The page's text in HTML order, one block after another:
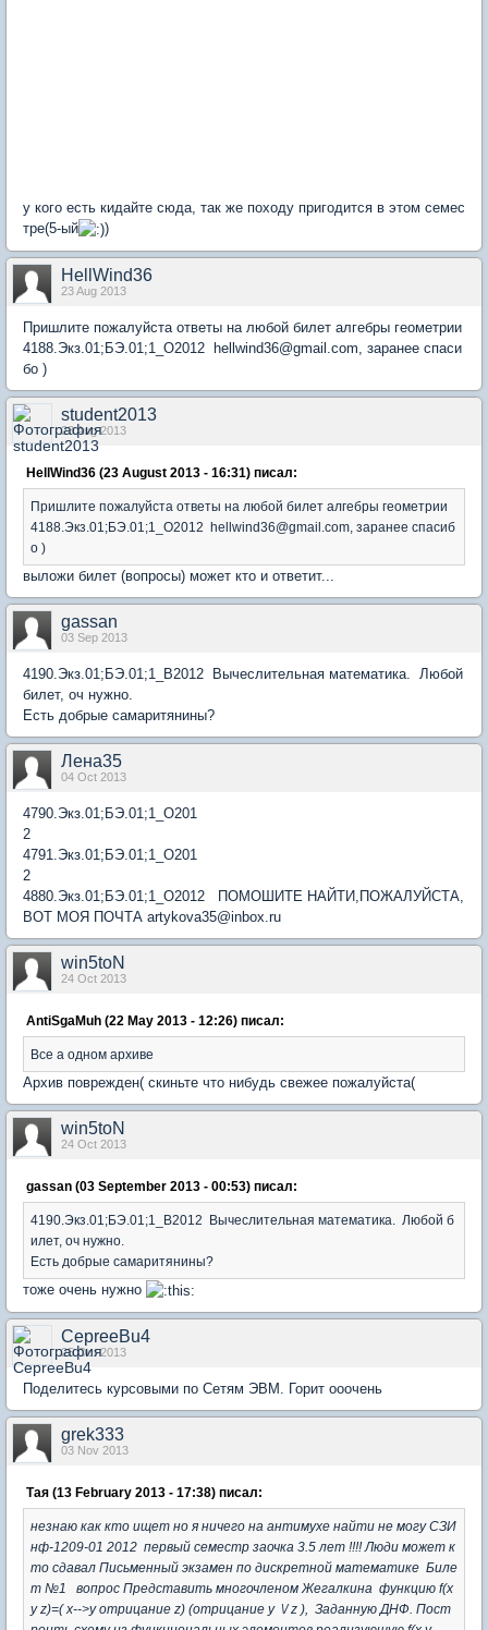
у кого есть кидайте сюда, так же походу пригодится в этом семес
тре(5-ый
)
HellWind36
23 Aug 2013
Пришлите пожалуйста ответы на любой билет алгебры геометрии
4188.Экз.01;БЭ.01;1_О2012 hellwind36@gmail.com, заранее спаси
бо )
student2013
23 Aug 2013
HellWind36 (23 August 2013 - 16:31) писал:
Пришлите пожалуйста ответы на любой билет алгебры геометрии
4188.Экз.01;БЭ.01;1_О2012 hellwind36@gmail.com, заранее спасиб
о )
выложи билет (вопросы) может кто и ответит...
gassan
03 Sep 2013
4190.Экз.01;БЭ.01;1_В2012 Вычеслительная математика. Любой
билет, оч нужно.
Есть добрые самаритянины?
Лена35
04 Oct 2013
4790.Экз.01;БЭ.01;1_О201
4791.Экз.01;БЭ.01;1_О201
4880.Экз.01;БЭ.01;1_О2012 ПОМОШИТЕ НАЙТИ,ПОЖАЛУЙСТА,
ВОТ МОЯ ПОЧТА artykova35@inbox.ru
win5toN
24 Oct 2013
AntiSgaMuh (22 May 2013 - 12:26) писал:
Все а одном архиве
Архив поврежден( скиньте что нибудь свежее пожалуйста(
win5toN
24 Oct 2013
gassan (03 September 2013 - 00:53) писал:
4190.Экз.01;БЭ.01;1_В2012 Вычеслительная математика. Любой б
илет, оч нужно.
Есть добрые самаритянины?
тоже очень нужно
CepreeBu4
25 Oct 2013
Поделитесь курсовыми по Сетям ЭВМ. Горит ооочень
grek333
03 Nov 2013
Тая (13 February 2013 - 17:38) писал:
незнаю как кто ищет но я ничего на антимухе найти не могу СЗИ
нф-1209-01 2012 первый семестр заочка 3.5 лет !!!! Люди может к
то сдавал Письменный экзамен по дискретной математике Биле
т №1 вопрос Представить многочленом Жегалкина функцию f(x
y z)=( x-->y отрицание z) (отрицание y \/ z ), Заданную ДНФ. Пост